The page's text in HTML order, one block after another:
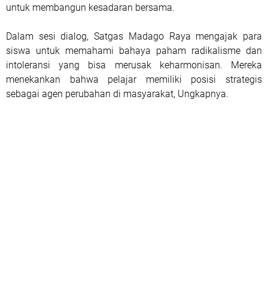
untuk membangun kesadaran bersama.
Dalam sesi dialog, Satgas Madago Raya mengajak para
siswa untuk memahami bahaya paham radikalisme dan
intoleransi yang bisa merusak keharmonisan. Mereka
menekankan bahwa pelajar memiliki posisi strategis
sebagai agen perubahan di masyarakat, Ungkapnya.